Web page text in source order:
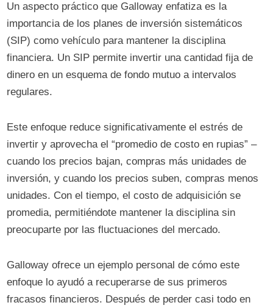
Un aspecto práctico que Galloway enfatiza es la
importancia de los planes de inversión sistemáticos
(SIP) como vehículo para mantener la disciplina
financiera. Un SIP permite invertir una cantidad fija de
dinero en un esquema de fondo mutuo a intervalos
regulares.
Este enfoque reduce significativamente el estrés de
invertir y aprovecha el “promedio de costo en rupias” –
cuando los precios bajan, compras más unidades de
inversión, y cuando los precios suben, compras menos
unidades. Con el tiempo, el costo de adquisición se
promedia, permitiéndote mantener la disciplina sin
preocuparte por las fluctuaciones del mercado.
Galloway ofrece un ejemplo personal de cómo este
enfoque lo ayudó a recuperarse de sus primeros
fracasos financieros. Después de perder casi todo en